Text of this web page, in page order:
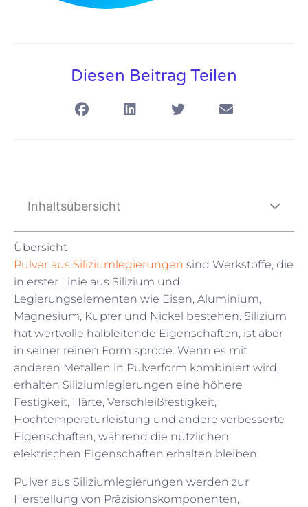
Diesen Beitrag Teilen
Inhaltsübersicht
Übersicht
Pulver aus Siliziumlegierungen sind Werkstoffe, die
in erster Linie aus Silizium und
Legierungselementen wie Eisen, Aluminium,
Magnesium, Kupfer und Nickel bestehen. Silizium
hat wertvolle halbleitende Eigenschaften, ist aber
in seiner reinen Form spröde. Wenn es mit
anderen Metallen in Pulverform kombiniert wird,
erhalten Siliziumlegierungen eine höhere
Festigkeit, Härte, Verschleißfestigkeit,
Hochtemperaturleistung und andere verbesserte
Eigenschaften, während die nützlichen
elektrischen Eigenschaften erhalten bleiben.
Pulver aus Siliziumlegierungen werden zur
Herstellung von Präzisionskomponenten,